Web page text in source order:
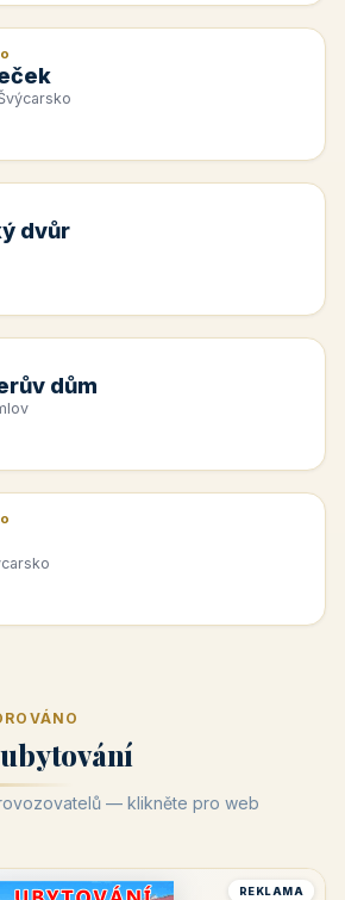
dvůr
dům
— klikněte pro web
REKLAMA